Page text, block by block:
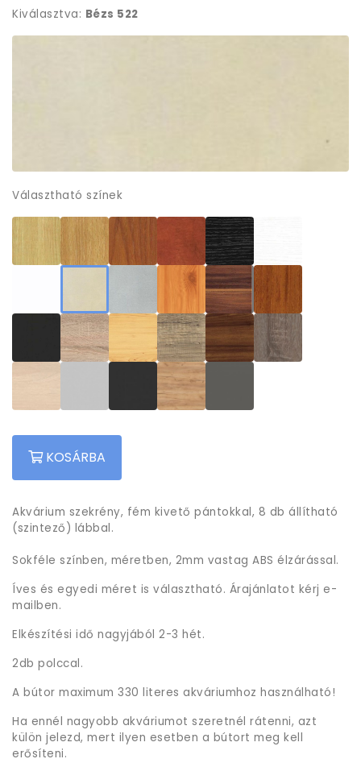
Kiválasztva: Bézs 522
Választható színek
KOSÁRBA
Akvárium szekrény, fém kivető pántokkal, 8 db állítható
(szintező) lábbal.
Sokféle színben, méretben, 2mm vastag ABS élzárással.
Íves és egyedi méret is választható. Árajánlatot kérj e-
mailben.
Elkészítési idő nagyjából 2-3 hét.
2db polccal.
A bútor maximum 330 literes akváriumhoz használható!
Ha ennél nagyobb akváriumot szeretnél rátenni, azt
külön jelezd, mert ilyen esetben a bútort meg kell
erősíteni.